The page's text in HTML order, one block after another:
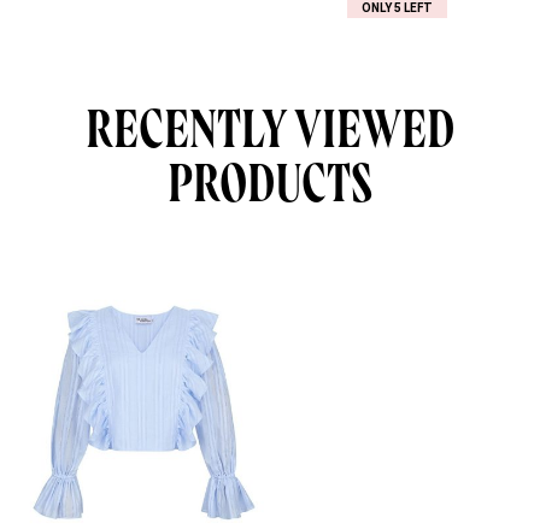
ONLY 5 LEFT
RECENTLY VIEWED
PRODUCTS